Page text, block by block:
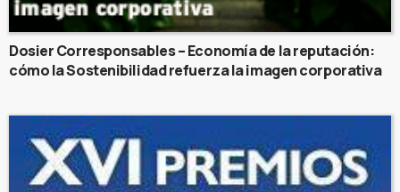
Dosier Corresponsables – Economía de la reputación:
cómo la Sostenibilidad refuerza la imagen corporativa